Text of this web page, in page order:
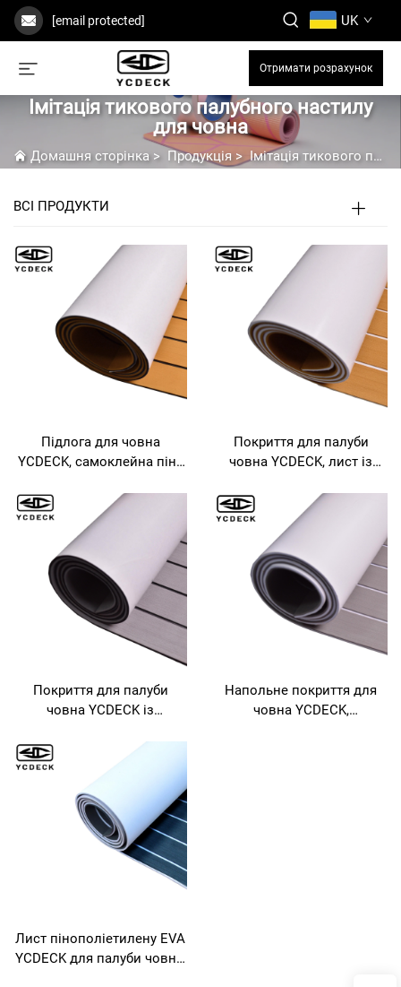
[email protected] UK
Отримати розрахунок
Імітація тикового палубного настилу
для човна
Домашня сторінка> Продукція>Імітація тикового палубного настилу для човна
ВСІ ПРОДУКТИ
Підлога для човна
YCDECK, самоклейна піна
96''x45,6''/36''/21,6''/16,8'',
аркуш палубного покриття
з імітацією тика для
моторного човна,
автодому, яхти, каное,
платформи для купання
Покриття для палуби
човна YCDECK, лист із
імітація тика, морський
килимок, палубний килим,
покриття для
охолоджувачів,
протизадзьове
самоклеєве напольне
покриття для човнів Jon,
палуб яхт
Покриття для палуби
човна YCDECK із
клейовим шаром 3M,
самоклеєве,
96''x45,6''/36''/21,6''/16,8''/7,2'',
аркуш з імітацією тика для
човнів Jon, моторних
човнів, автодомів, яхт,
каное, серфінгових дошок
Напольне покриття для
човна YCDECK,
Лист пінополіетилену EVA
YCDECK для палуби човна,